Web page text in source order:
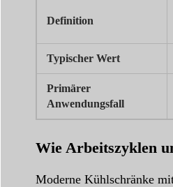
Definition
Typischer Wert
Primärer
Anwendungsfall
Wie Arbeitszyklen
Moderne Kühlschränke